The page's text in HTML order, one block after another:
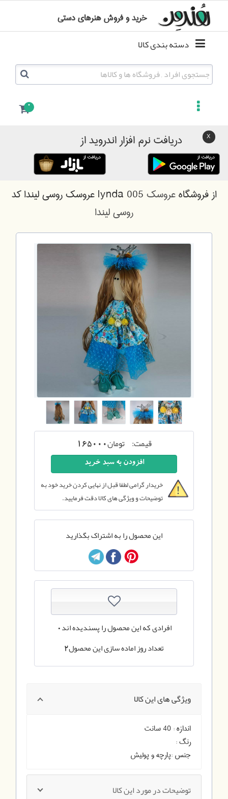
0
خرید و فروش هنرهای دستی
دریافت نرم افزار اندروید از
عروسک روسی لیندا کد lynda 005 از فروشگاهعروسک
روسی لیندا
قیمت: تومان165000
خریدار گرامی لطفا قبل از نهایی کردن خرید خود به
توضیحات و ویژگی های کالا دقت فرمایید.
این محصول را به اشتراک بگذارید
0 افرادی که این محصول را پسندیده اند
تعداد روز اماده سازی این محصول2
ویژگی های این کالا
اندازه : 40 سانت
رنگ :
جنس :پارچه و پولیش
توضیحات در مورد این کالا